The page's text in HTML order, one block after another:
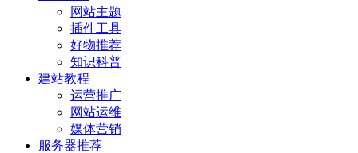
网站主题
插件工具
好物推荐
知识科普
建站教程
运营推广
网站运维
媒体营销
服务器推荐